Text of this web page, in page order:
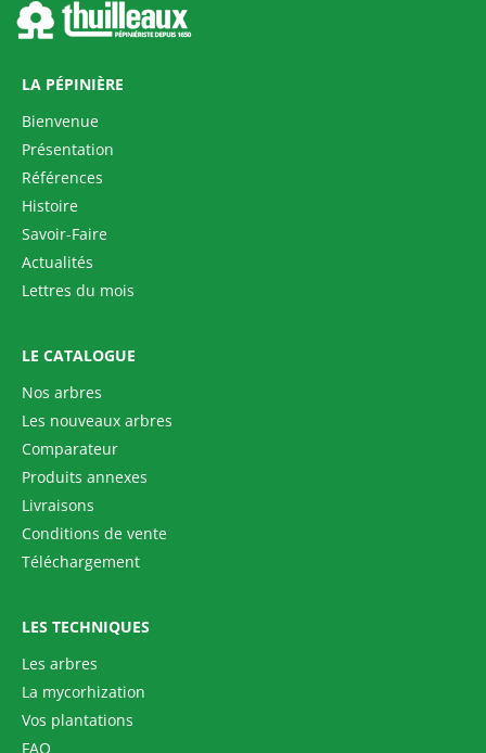
LA PÉPINIÈRE
Bienvenue
Présentation
Références
Histoire
Savoir-Faire
Actualités
Lettres du mois
LE CATALOGUE
Nos arbres
Les nouveaux arbres
Comparateur
Produits annexes
Livraisons
Conditions de vente
Téléchargement
LES TECHNIQUES
Les arbres
La mycorhization
Vos plantations
FAQ